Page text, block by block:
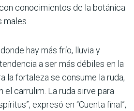
conocimientos de la botánica
males.
hay más frío, lluvia y
a ser más débiles en la
la fortaleza se consume la ruda,
el carrulim. La ruda sirve para
expresó en “Cuenta final”,